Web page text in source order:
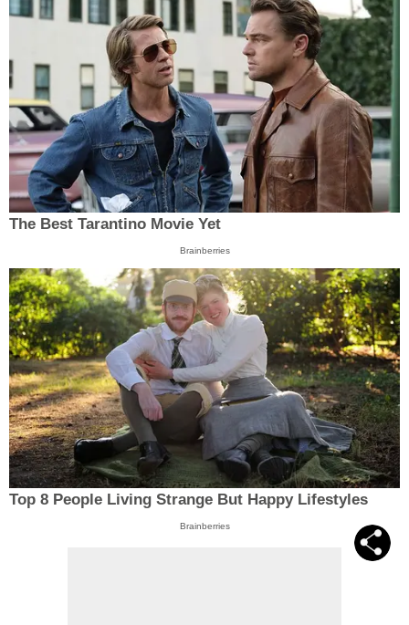
The Best Tarantino Movie Yet
Brainberries
Top 8 People Living Strange But Happy Lifestyles
Brainberries